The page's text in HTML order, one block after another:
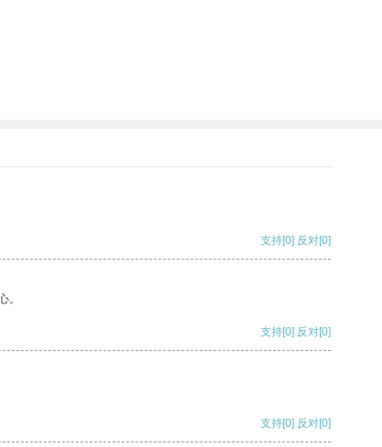
支持[0] 反对[0]
。
支持[0] 反对[0]
支持[0] 反对[0]